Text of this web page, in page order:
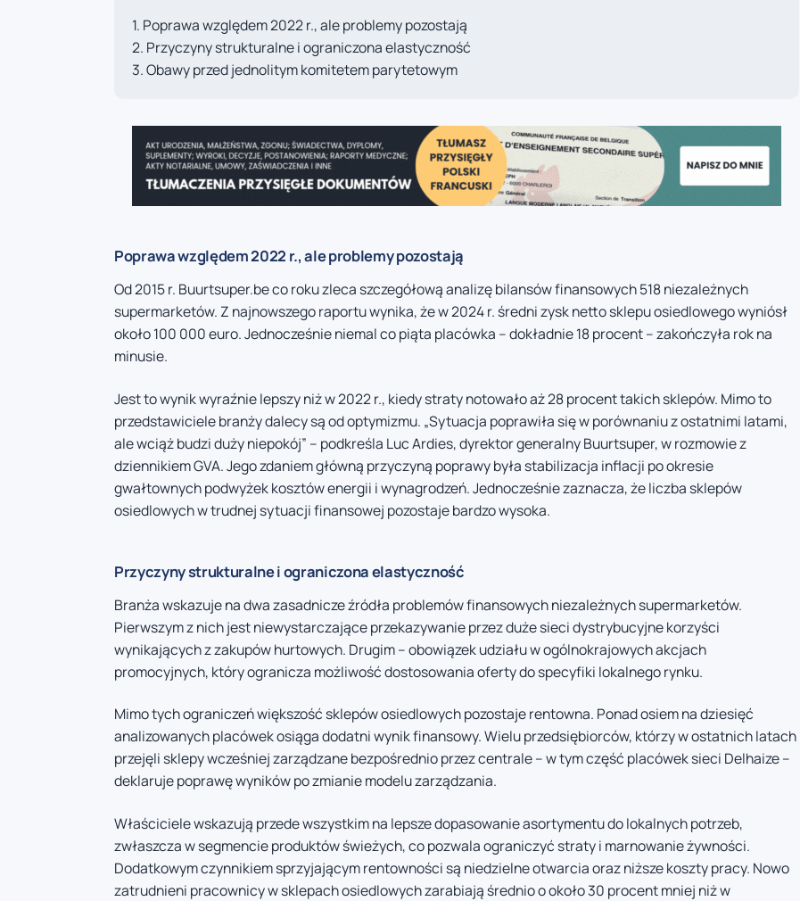
Poprawa względem 2022 r., ale problemy pozostają
Przyczyny strukturalne i ograniczona elastyczność
Obawy przed jednolitym komitetem parytetowym
Poprawa względem 2022 r., ale problemy pozostają
Od 2015 r. Buurtsuper.be co roku zleca szczegółową analizę bilansów finansowych 518 niezależnych
supermarketów. Z najnowszego raportu wynika, że w 2024 r. średni zysk netto sklepu osiedlowego wyniósł
około 100 000 euro. Jednocześnie niemal co piąta placówka – dokładnie 18 procent – zakończyła rok na
minusie.
Jest to wynik wyraźnie lepszy niż w 2022 r., kiedy straty notowało aż 28 procent takich sklepów. Mimo to
przedstawiciele branży dalecy są od optymizmu. „Sytuacja poprawiła się w porównaniu z ostatnimi latami,
ale wciąż budzi duży niepokój” – podkreśla Luc Ardies, dyrektor generalny Buurtsuper, w rozmowie z
dziennikiem GVA. Jego zdaniem główną przyczyną poprawy była stabilizacja inflacji po okresie
gwałtownych podwyżek kosztów energii i wynagrodzeń. Jednocześnie zaznacza, że liczba sklepów
osiedlowych w trudnej sytuacji finansowej pozostaje bardzo wysoka.
Przyczyny strukturalne i ograniczona elastyczność
Branża wskazuje na dwa zasadnicze źródła problemów finansowych niezależnych supermarketów.
Pierwszym z nich jest niewystarczające przekazywanie przez duże sieci dystrybucyjne korzyści
wynikających z zakupów hurtowych. Drugim – obowiązek udziału w ogólnokrajowych akcjach
promocyjnych, który ogranicza możliwość dostosowania oferty do specyfiki lokalnego rynku.
Mimo tych ograniczeń większość sklepów osiedlowych pozostaje rentowna. Ponad osiem na dziesięć
analizowanych placówek osiąga dodatni wynik finansowy. Wielu przedsiębiorców, którzy w ostatnich latach
przejęli sklepy wcześniej zarządzane bezpośrednio przez centrale – w tym część placówek sieci Delhaize –
deklaruje poprawę wyników po zmianie modelu zarządzania.
Właściciele wskazują przede wszystkim na lepsze dopasowanie asortymentu do lokalnych potrzeb,
zwłaszcza w segmencie produktów świeżych, co pozwala ograniczyć straty i marnowanie żywności.
Dodatkowym czynnikiem sprzyjającym rentowności są niedzielne otwarcia oraz niższe koszty pracy. Nowo
zatrudnieni pracownicy w sklepach osiedlowych zarabiają średnio o około 30 procent mniej niż w